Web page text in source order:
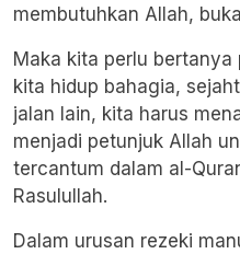
membutuhkan Allah,
Maka kita perlu bertanya
kita hidup bahagia,
jalan lain, kita harus
menjadi petunjuk Allah
tercantum dalam al-
Rasulullah.
Dalam urusan rezeki